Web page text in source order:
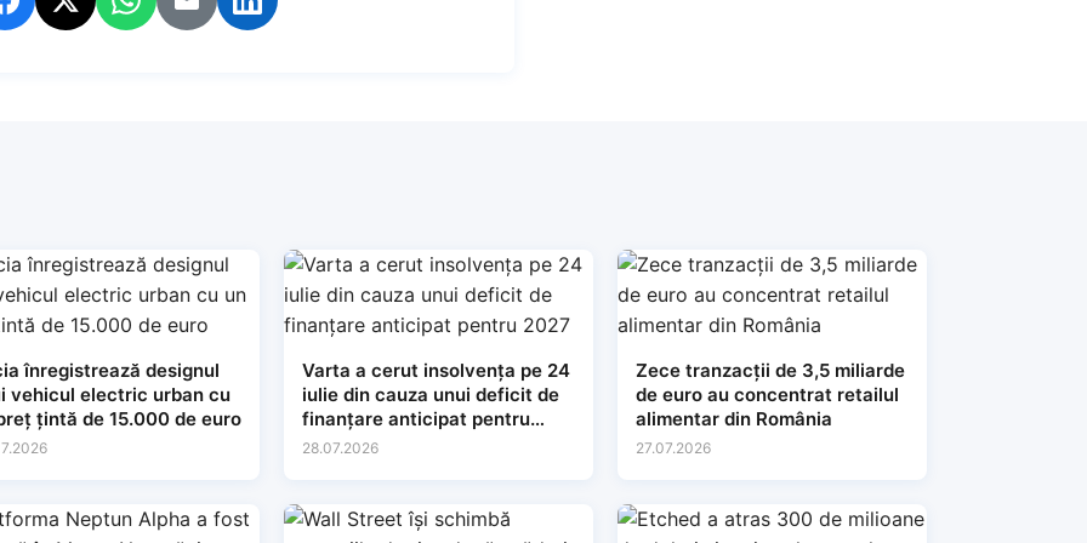
înregistrează designul
vehicul electric urban cu
țintă de 15.000 de euro
Varta a cerut insolvența pe 24
iulie din cauza unui deficit de
finanțare anticipat pentru
2027
28.07.2026
Zece tranzacții de 3,5 miliarde
de euro au concentrat retailul
alimentar din România
27.07.2026